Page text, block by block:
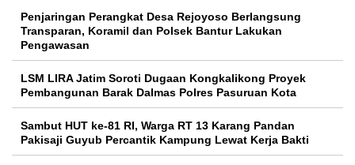
Penjaringan Perangkat Desa Rejoyoso Berlangsung
Transparan, Koramil dan Polsek Bantur Lakukan
Pengawasan
LSM LIRA Jatim Soroti Dugaan Kongkalikong Proyek
Pembangunan Barak Dalmas Polres Pasuruan Kota
Sambut HUT ke-81 RI, Warga RT 13 Karang Pandan
Pakisaji Guyub Percantik Kampung Lewat Kerja Bakti